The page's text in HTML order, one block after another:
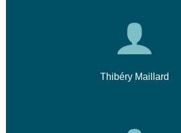
Thibéry Maillard